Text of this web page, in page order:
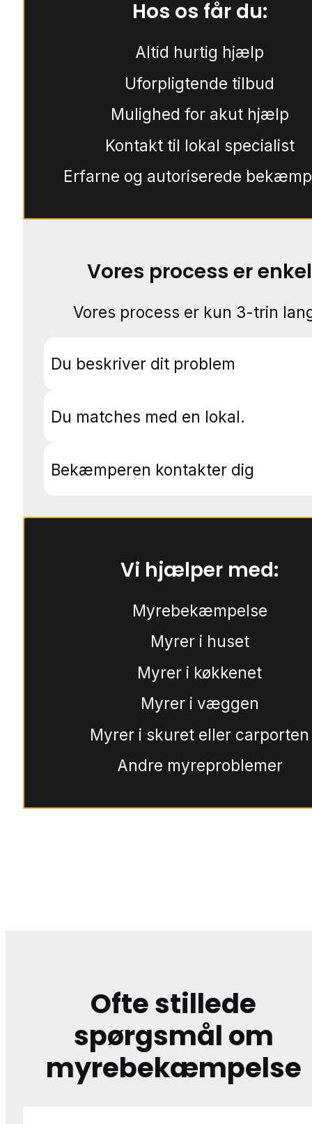
Hos os får du:
Altid hurtig hjælp
Uforpligtende tilbud
Mulighed for akut hjælp
Kontakt til lokal specialist
Erfarne og autoriserede
Vores process er enkel
Vores process er kun 3-trin
Du beskriver dit problem
Du matches med en lokal.
Bekæmperen kontakter dig
Vi hjælper med:
Myrebekæmpelse
Myrer i huset
Myrer i køkkenet
Myrer i væggen
Myrer i skuret eller carporten
Andre myreproblemer
Ofte stillede
spørgsmål om
myrebekæmpelse